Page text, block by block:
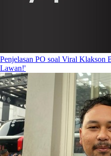
Penjelasan PO soal Viral Klakson
Lawan!'